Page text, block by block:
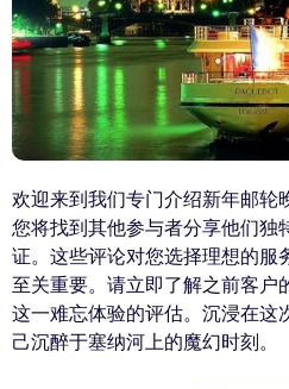
欢迎来到我们专门介绍新年邮轮
您将找到其他参与者分享他们独
证。这些评论对您选择理想的服
至关重要。请立即了解之前客户
这一难忘体验的评估。沉浸在这
己沉醉于塞纳河上的魔幻时刻。